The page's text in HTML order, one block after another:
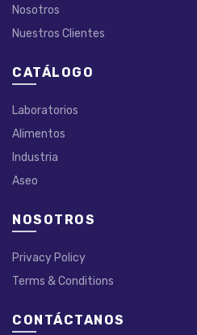
Nosotros
Nuestros Clientes
CATÁLOGO
Laboratorios
Alimentos
Industria
Aseo
NOSOTROS
Privacy Policy
Terms & Conditions
CONTÁCTANOS